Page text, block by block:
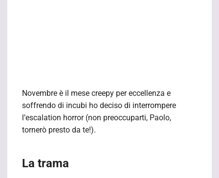
Novembre è il mese creepy per eccellenza e
soffrendo di incubi ho deciso di interrompere
l’escalation horror (non preoccuparti, Paolo,
tornerò presto da te!).
La trama